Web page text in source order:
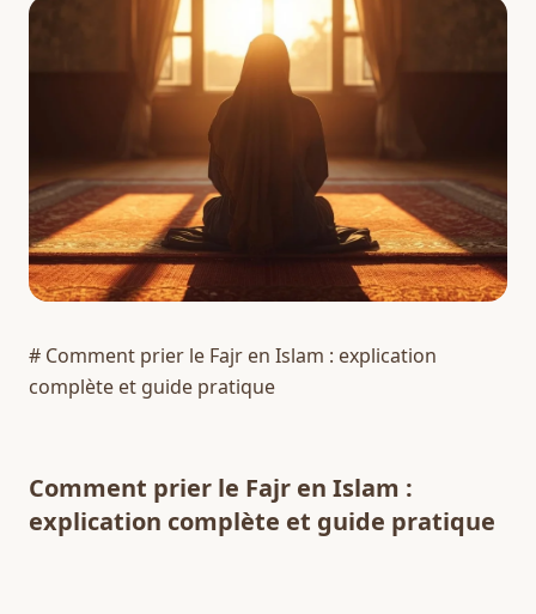
# Comment prier le Fajr en Islam : explication
complète et guide pratique
Comment prier le Fajr en Islam :
explication complète et guide pratique